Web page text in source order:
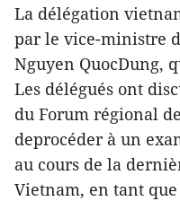
La délégation
par le vice-ministre
Nguyen QuocDung,
Les délégués ont
du Forum régional
deprocéder à un
au cours de la
Vietnam, en tant